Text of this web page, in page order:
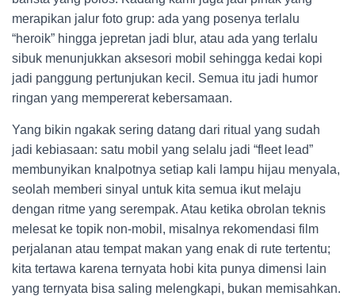
merapikan jalur foto grup: ada yang posenya terlalu
“heroik” hingga jepretan jadi blur, atau ada yang terlalu
sibuk menunjukkan aksesori mobil sehingga kedai kopi
jadi panggung pertunjukan kecil. Semua itu jadi humor
ringan yang mempererat kebersamaan.
Yang bikin ngakak sering datang dari ritual yang sudah
jadi kebiasaan: satu mobil yang selalu jadi “fleet lead”
membunyikan knalpotnya setiap kali lampu hijau menyala,
seolah memberi sinyal untuk kita semua ikut melaju
dengan ritme yang serempak. Atau ketika obrolan teknis
melesat ke topik non-mobil, misalnya rekomendasi film
perjalanan atau tempat makan yang enak di rute tertentu;
kita tertawa karena ternyata hobi kita punya dimensi lain
yang ternyata bisa saling melengkapi, bukan memisahkan.